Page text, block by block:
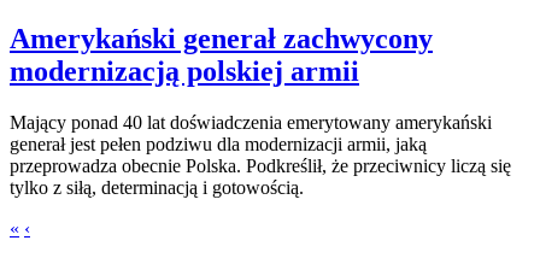
Amerykański generał zachwycony
modernizacją polskiej armii
Mający ponad 40 lat doświadczenia emerytowany amerykański
generał jest pełen podziwu dla modernizacji armii, jaką
przeprowadza obecnie Polska. Podkreślił, że przeciwnicy liczą się
tylko z siłą, determinacją i gotowością.
« ‹